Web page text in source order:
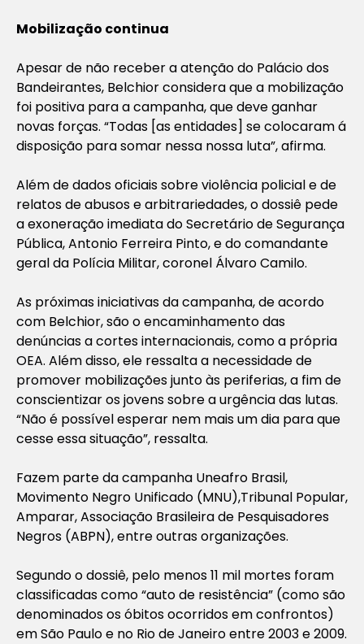
Mobilização continua
Apesar de não receber a atenção do Palácio dos
Bandeirantes, Belchior considera que a mobilização
foi positiva para a campanha, que deve ganhar
novas forças. “Todas [as entidades] se colocaram á
disposição para somar nessa nossa luta”, afirma.
Além de dados oficiais sobre violência policial e de
relatos de abusos e arbitrariedades, o dossiê pede
a exoneração imediata do Secretário de Segurança
Pública, Antonio Ferreira Pinto, e do comandante
geral da Polícia Militar, coronel Álvaro Camilo.
As próximas iniciativas da campanha, de acordo
com Belchior, são o encaminhamento das
denúncias a cortes internacionais, como a própria
OEA. Além disso, ele ressalta a necessidade de
promover mobilizações junto às periferias, a fim de
conscientizar os jovens sobre a urgência das lutas.
“Não é possível esperar nem mais um dia para que
cesse essa situação”, ressalta.
Fazem parte da campanha Uneafro Brasil,
Movimento Negro Unificado (MNU),Tribunal Popular,
Amparar, Associação Brasileira de Pesquisadores
Negros (ABPN), entre outras organizações.
Segundo o dossiê, pelo menos 11 mil mortes foram
classificadas como “auto de resistência” (como são
denominados os óbitos ocorridos em confrontos)
em São Paulo e no Rio de Janeiro entre 2003 e 2009.